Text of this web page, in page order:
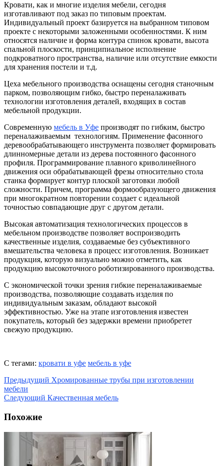
Кровати, как и многие изделия мебели, сегодня
изготавливают под заказ по типовым проектам.
Индивидуальный проект базируется на выбранном типовом
проекте с некоторыми заложенными особенностями. К ним
относятся наличие и форма контура спинок кровати, высота
спальной плоскости, принципиальное исполнение
подкроватного пространства, наличие или отсутствие емкости
для хранения постели и т.д.
Цеха мебельного производства оснащены сегодня станочным
парком, позволяющим гибко, быстро переналаживать
технологии изготовления деталей, входящих в состав
мебельной продукции.
Современную мебель в Уфе производят по гибким, быстро
переналаживаемым технологиям. Применение фасонного
деревообрабатывающего инструмента позволяет формировать
длинномерные детали из дерева постоянного фасонного
профиля. Программирование плавного криволинейного
движения оси обрабатывающей фрезы относительно стола
станка формирует контур плоской заготовки любой
сложности. Причем, программа формообразующего движения
при многократном повторении создает с идеальной
точностью совпадающие друг с другом детали.
Высокая автоматизация технологических процессов в
мебельном производстве позволяет воспроизводить
качественные изделия, создаваемые без субъективного
вмешательства человека в процесс изготовления. Возникает
продукция, которую визуально можно отметить, как
продукцию высокоточного роботизированного производства.
С экономической точки зрения гибкие переналаживаемые
производства, позволяющие создавать изделия по
индивидуальным заказам, обладают высокой
эффективностью. Уже на этапе изготовления известен
покупатель, который без задержки времени приобретет
свежую продукцию.
С тегами: кровати в уфе мебель в уфе
Предыдущий Хромированные трубы при изготовлении
мебели
Следующий Качественная мебель
Похожие